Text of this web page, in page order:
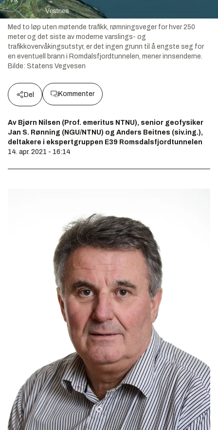
Med to løp uten møtende trafikk, rømningsveger for hver 250
meter og det siste av moderne varslings- og
trafikkovervåkingsutstyr, er det ingen grunn til å engste seg for
en eventuell brann i Romdalsfjordtunnelen, mener innsenderne.
Bilde: Statens Vegvesen
Del Kommenter
Av Bjørn Nilsen (Prof. emeritus NTNU), senior geofysiker
Jan S. Rønning (NGU/NTNU) og Anders Beitnes (siv.ing.),
deltakere i ekspertgruppen E39 Romsdalsfjordtunnelen
14. apr. 2021 - 16:14